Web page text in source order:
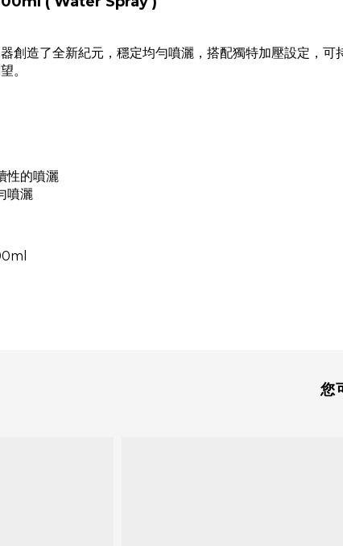
創造了全新紀元，穩定均勻噴灑，搭配獨特加壓設定，
。
性的噴灑
噴灑
您